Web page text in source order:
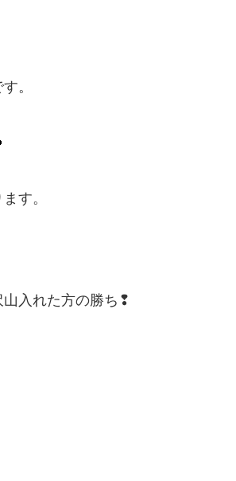
。
す。
入れた方の勝ち❢